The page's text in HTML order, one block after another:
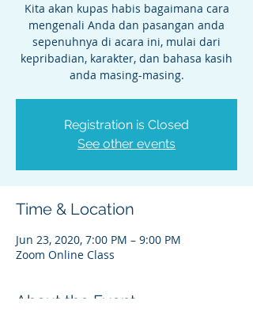
Kita akan kupas habis bagaimana cara
mengenali Anda dan pasangan anda
sepenuhnya di acara ini, mulai dari
kepribadian, karakter, dan bahasa kasih
anda masing-masing.
Registration is Closed
See other events
Time & Location
Jun 23, 2020, 7:00 PM – 9:00 PM
Zoom Online Class
About the Event